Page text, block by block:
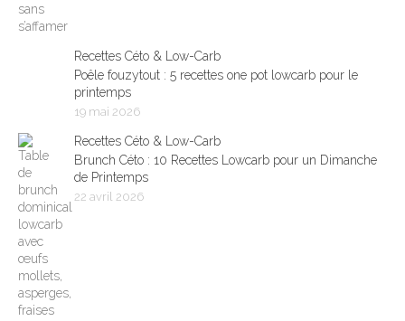
Recettes Céto & Low-Carb
Poêle fouzytout : 5 recettes one pot lowcarb pour le
printemps
19 mai 2026
Recettes Céto & Low-Carb
Brunch Céto : 10 Recettes Lowcarb pour un Dimanche
de Printemps
22 avril 2026